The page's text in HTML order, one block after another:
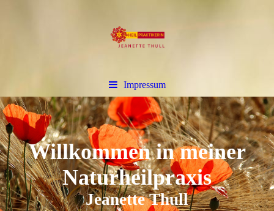
Impressum
Willkommen in meiner
Naturheilpraxis
Jeanette Thull